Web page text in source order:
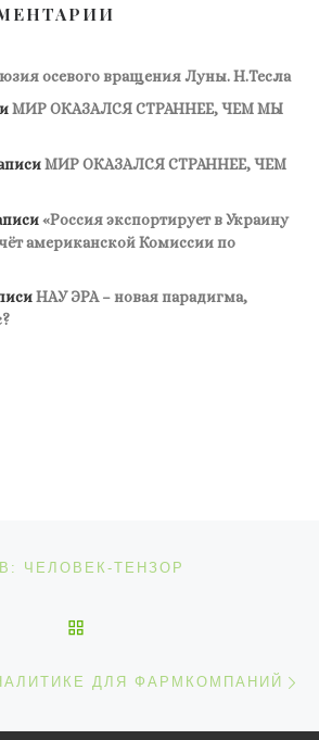
осевого вращения Луны. Н.Тесла
МИР ОКАЗАЛСЯ СТРАННЕЕ, ЧЕМ МЫ
МИР ОКАЗАЛСЯ СТРАННЕЕ, ЧЕМ
«Россия экспортирует в Украину
американской Комиссии по
НАУ ЭРА – новая парадигма,
ЧЕЛОВЕК-ТЕНЗОР
ДЛЯ ФАРМКОМПАНИЙ